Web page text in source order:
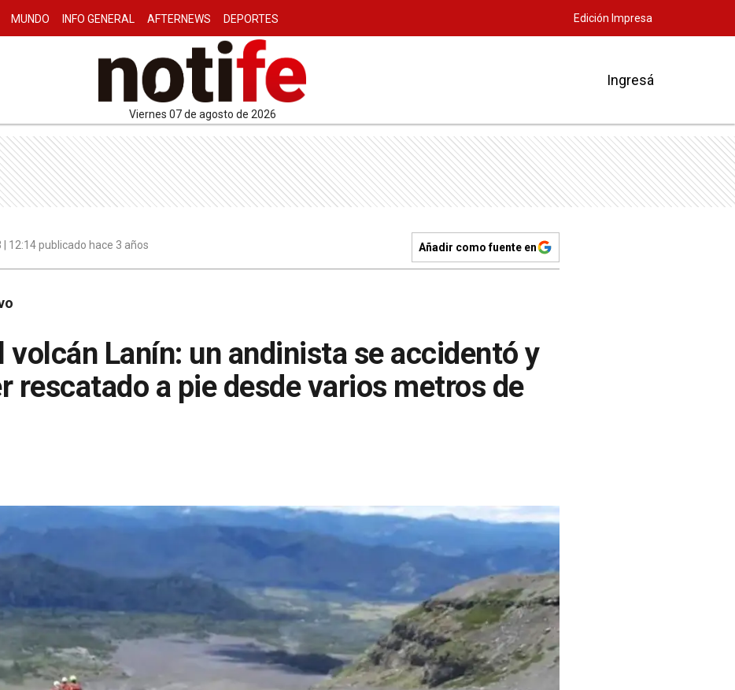
MUNDO INFO GENERAL AFTERNEWS DEPORTES Edición Impresa
viernes 07 de agosto de 2026
Ingresá
12:14 publicado hace 3 años Añadir como fuente en
volcán Lanín: un andinista se accidentó y
rescatado a pie desde varios metros de